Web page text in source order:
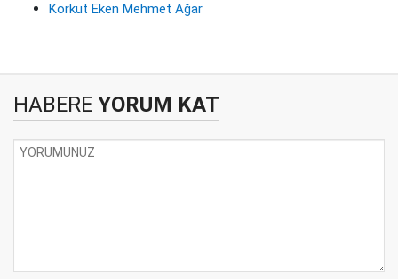
Korkut Eken Mehmet Ağar
HABERE YORUM KAT